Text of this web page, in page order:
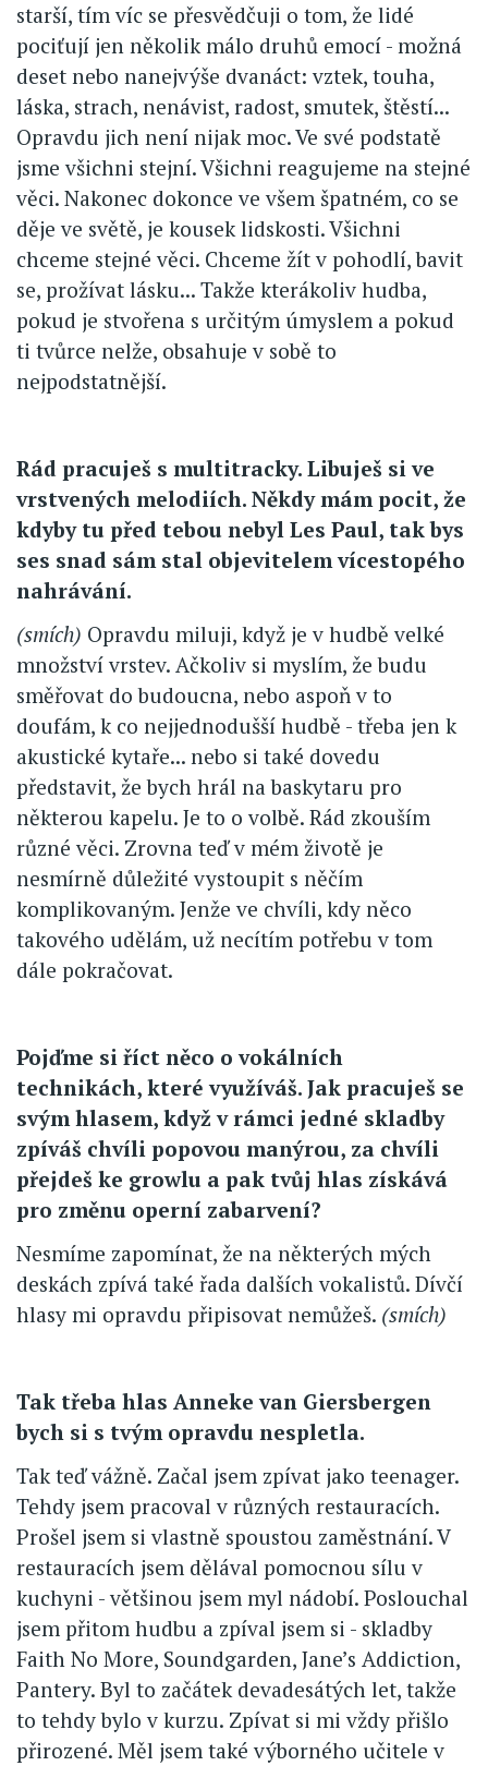
starší, tím víc se přesvědčuji o tom, že lidé
pociťují jen několik málo druhů emocí - možná
deset nebo nanejvýše dvanáct: vztek, touha,
láska, strach, nenávist, radost, smutek, štěstí...
Opravdu jich není nijak moc. Ve své podstatě
jsme všichni stejní. Všichni reagujeme na stejné
věci. Nakonec dokonce ve všem špatném, co se
děje ve světě, je kousek lidskosti. Všichni
chceme stejné věci. Chceme žít v pohodlí, bavit
se, prožívat lásku... Takže kterákoliv hudba,
pokud je stvořena s určitým úmyslem a pokud
ti tvůrce nelže, obsahuje v sobě to
nejpodstatnější.
Rád pracuješ s multitracky. Libuješ si ve
vrstvených melodiích. Někdy mám pocit, že
kdyby tu před tebou nebyl Les Paul, tak bys
ses snad sám stal objevitelem vícestopého
nahrávání.
(smích) Opravdu miluji, když je v hudbě velké
množství vrstev. Ačkoliv si myslím, že budu
směřovat do budoucna, nebo aspoň v to
doufám, k co nejjednodušší hudbě - třeba jen k
akustické kytaře... nebo si také dovedu
představit, že bych hrál na baskytaru pro
některou kapelu. Je to o volbě. Rád zkouším
různé věci. Zrovna teď v mém životě je
nesmírně důležité vystoupit s něčím
komplikovaným. Jenže ve chvíli, kdy něco
takového udělám, už necítím potřebu v tom
dále pokračovat.
Pojďme si říct něco o vokálních
technikách, které využíváš. Jak pracuješ se
svým hlasem, když v rámci jedné skladby
zpíváš chvíli popovou manýrou, za chvíli
přejdeš ke growlu a pak tvůj hlas získává
pro změnu operní zabarvení?
Nesmíme zapomínat, že na některých mých
deskách zpívá také řada dalších vokalistů. Dívčí
hlasy mi opravdu připisovat nemůžeš. (smích)
Tak třeba hlas Anneke van Giersbergen
bych si s tvým opravdu nespletla.
Tak teď vážně. Začal jsem zpívat jako teenager.
Tehdy jsem pracoval v různých restauracích.
Prošel jsem si vlastně spoustou zaměstnání. V
restauracích jsem dělával pomocnou sílu v
kuchyni - většinou jsem myl nádobí. Poslouchal
jsem přitom hudbu a zpíval jsem si - skladby
Faith No More, Soundgarden, Jane’s Addiction,
Pantery. Byl to začátek devadesátých let, takže
to tehdy bylo v kurzu. Zpívat si mi vždy přišlo
přirozené. Měl jsem také výborného učitele v